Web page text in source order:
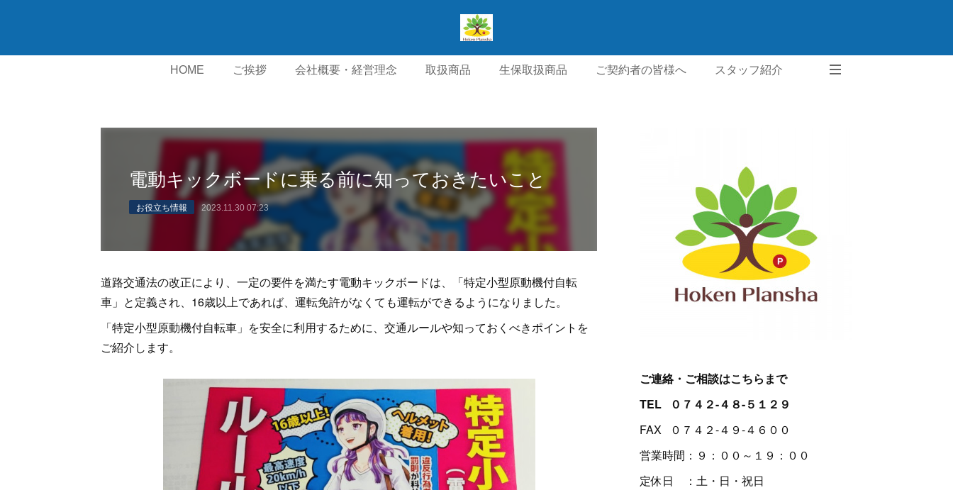
HOME ご挨拶 会社概要・経営理念 取扱商品 生保取扱商品 ご契約者の皆様へ スタッフ紹介
電動キックボードに乗る前に知っておきたいこと
お役立ち情報 2023.11.30 07:23
道路交通法の改正により、一定の要件を満たす電動キックボードは、「特定小型原動機付自転
車」と定義され、16歳以上であれば、運転免許がなくても運転ができるようになりました。
「特定小型原動機付自転車」を安全に利用するために、交通ルールや知っておくべきポイントを
ご紹介します。
ご連絡・ご相談はこちらまで
TEL ０７４２-４８-５１２９
FAX ０７４２-４９-４６００
営業時間：９：００～１９：００
定休日 ：土・日・祝日